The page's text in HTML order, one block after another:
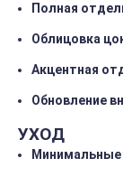
Полная
Облицовка
Акцентная
Обновление
УХОД
Минимальные